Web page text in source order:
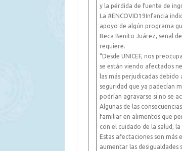
y la pérdida de fuente de
La #ENCOVID19Infancia
apoyo de algún programa
Beca Benito Juárez, señal
requiere.
“Desde UNICEF, nos
se están viendo afectados
las más perjudicadas
seguridad que ya padecían
podrían agravarse si no se
Algunas de las
familiar en alimentos que
con el cuidado de la salud,
Estas afectaciones son más
aumentar las